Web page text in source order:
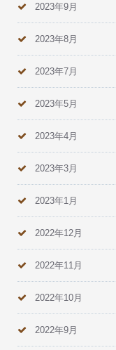
2023年9月
2023年8月
2023年7月
2023年5月
2023年4月
2023年3月
2023年1月
2022年12月
2022年11月
2022年10月
2022年9月